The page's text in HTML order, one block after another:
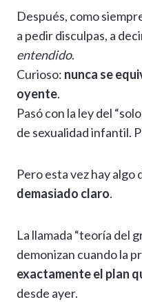
Después, como
a pedir disculpas, a
entendido.
Curioso: nunca se
oyente.
Pasó con la ley del
de sexualidad infantil.
Pero esta vez hay algo
demasiado claro.
La llamada “teoría del
demonizan cuando la
exactamente el plan
desde ayer.